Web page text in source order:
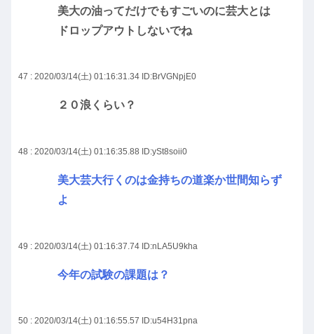
美大の油ってだけでもすごいのに芸大とは
ドロップアウトしないでね
47 : 2020/03/14(土) 01:16:31.34 ID:BrVGNpjE0
２０浪くらい？
48 : 2020/03/14(土) 01:16:35.88 ID:ySt8soii0
美大芸大行くのは金持ちの道楽か世間知らず
よ
49 : 2020/03/14(土) 01:16:37.74 ID:nLA5U9kha
今年の試験の課題は？
50 : 2020/03/14(土) 01:16:55.57 ID:u54H31pna